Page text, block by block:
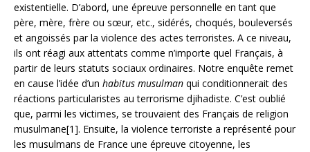
existentielle. D’abord, une épreuve personnelle en tant que
père, mère, frère ou sœur, etc., sidérés, choqués, bouleversés
et angoissés par la violence des actes terroristes. A ce niveau,
ils ont réagi aux attentats comme n’importe quel Français, à
partir de leurs statuts sociaux ordinaires. Notre enquête remet
en cause l’idée d’un habitus musulman qui conditionnerait des
réactions particularistes au terrorisme djihadiste. C’est oublié
que, parmi les victimes, se trouvaient des Français de religion
musulmane[1]. Ensuite, la violence terroriste a représenté pour
les musulmans de France une épreuve citoyenne, les